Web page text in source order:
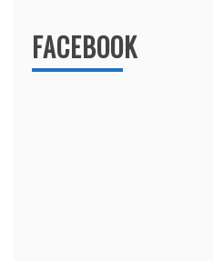
FACEBOOK